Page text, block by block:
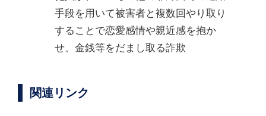
手段を用いて被害者と複数回やり取り
することで恋愛感情や親近感を抱か
せ、金銭等をだまし取る詐欺
関連リンク